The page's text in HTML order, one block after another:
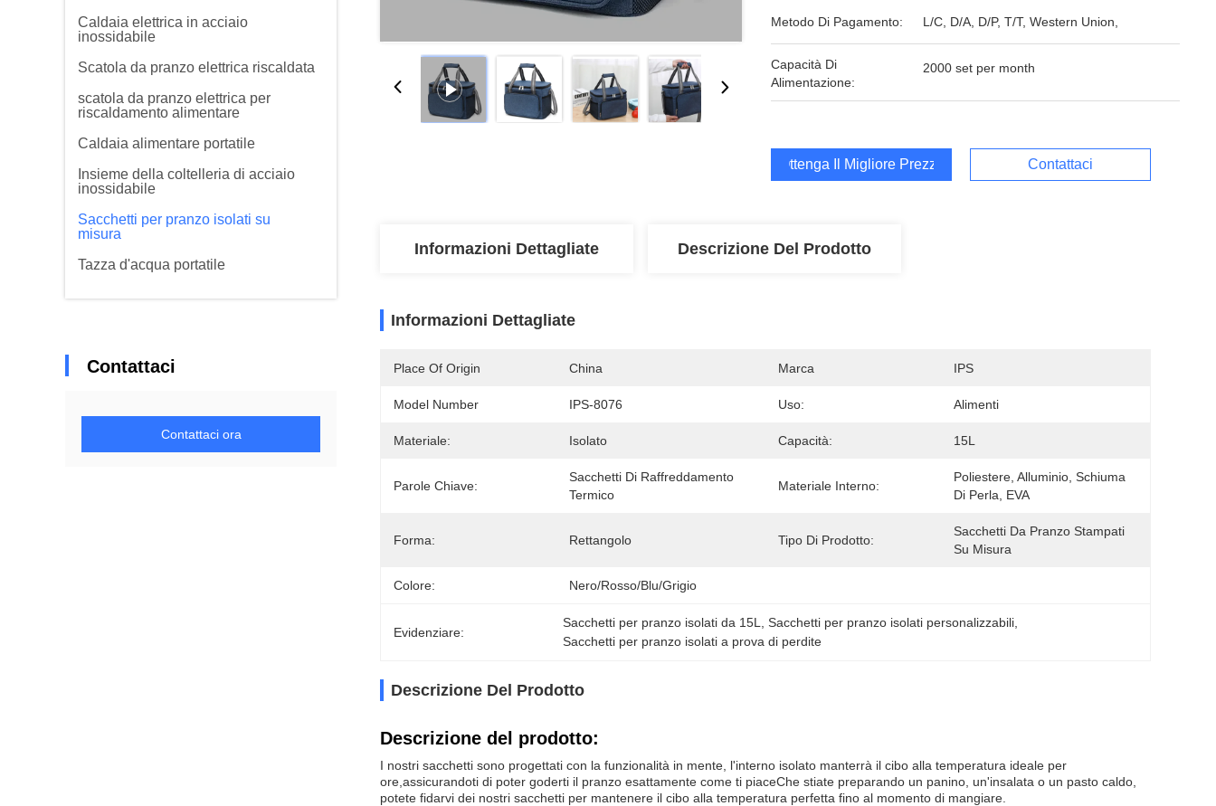
Caldaia elettrica in acciaio
inossidabile
Scatola da pranzo elettrica riscaldata
scatola da pranzo elettrica per
riscaldamento alimentare
Caldaia alimentare portatile
Insieme della coltelleria di acciaio
inossidabile
Sacchetti per pranzo isolati su
misura
Tazza d'acqua portatile
Contattaci
Contattaci ora
Metodo Di Pagamento: L/C, D/A, D/P, T/T, Western Union,
Capacità Di
Alimentazione:
2000 set per month
Ottenga Il Migliore Prezzo Contattaci
Informazioni Dettagliate Descrizione Del Prodotto
Informazioni Dettagliate
Place Of Origin China Marca IPS
Model Number IPS-8076 Uso: Alimenti
Materiale: Isolato Capacità: 15L
Parole Chiave:
Sacchetti Di Raffreddamento
Termico
Materiale Interno:
Poliestere, Alluminio, Schiuma
Di Perla, EVA
Forma: Rettangolo Tipo Di Prodotto:
Sacchetti Da Pranzo Stampati
Su Misura
Colore: Nero/rosso/blu/grigio
Evidenziare:
Sacchetti per pranzo isolati da 15L , Sacchetti per pranzo isolati personalizzabili
Sacchetti per pranzo isolati a prova di perdite
Descrizione Del Prodotto
Descrizione del prodotto:
I nostri sacchetti sono progettati con la funzionalità in mente, l'interno isolato manterrà il cibo alla temperatura ideale per
ore,assicurandoti di poter goderti il pranzo esattamente come ti piaceChe stiate preparando un panino, un'insalata o un pasto caldo,
potete fidarvi dei nostri sacchetti per mantenere il cibo alla temperatura perfetta fino al momento di mangiare.